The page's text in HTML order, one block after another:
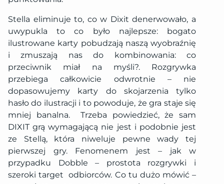
Stella eliminuje to, co w Dixit denerwowało, a
uwypukla to co było najlepsze: bogato
ilustrowane karty pobudzają naszą wyobraźnię
i zmuszają nas do kombinowania: co
przeciwnik miał na myśli?. Rozgrywka
przebiega całkowicie odwrotnie – nie
dopasowujemy karty do skojarzenia tylko
hasło do ilustracji i to powoduje, że gra staje się
mniej banalna.
Trzeba powiedzieć, że sam
DIXIT grą wymagającą nie jest i podobnie jest
ze Stellą, która niweluje pewne wady tej
pierwszej gry. Fenomenem jest – jak w
przypadku Dobble – prostota rozgrywki i
szeroki target odbiorców. Co tu dużo mówić –